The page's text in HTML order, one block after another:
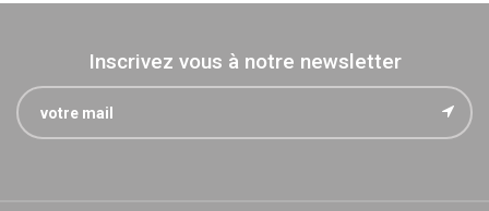
Inscrivez vous à notre newsletter